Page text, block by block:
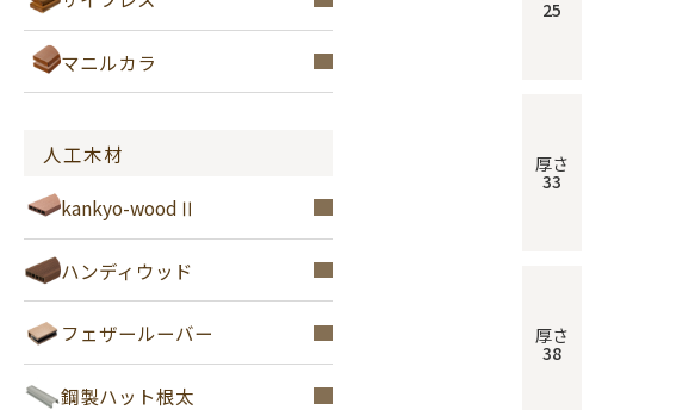
マニルカラ
人工木材
kankyo-woodⅡ
ハンディウッド
フェザールーバー
鋼製ハット根太
25
厚さ
33
厚さ
38